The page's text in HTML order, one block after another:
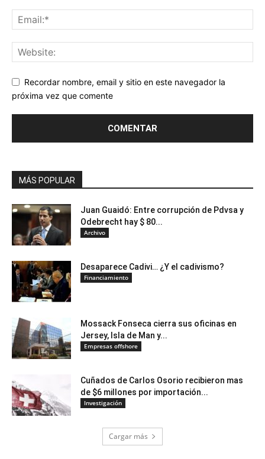
Recordar nombre, email y sitio en este navegador la
próxima vez que comente
MÁS POPULAR
Juan Guaidó: Entre corrupción de Pdvsa y
Odebrecht hay $ 80...
Archivo
Desaparece Cadivi… ¿Y el cadivismo?
Financiamiento
Mossack Fonseca cierra sus oficinas en
Jersey, Isla de Man y...
Empresas offshore
Cuñados de Carlos Osorio recibieron mas
de $6 millones por importación...
Investigación
Cargar más